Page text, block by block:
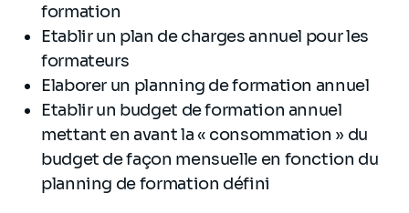
formation
Etablir un plan de charges annuel pour les
formateurs
Elaborer un planning de formation annuel
Etablir un budget de formation annuel
mettant en avant la « consommation » du
budget de façon mensuelle en fonction du
planning de formation défini